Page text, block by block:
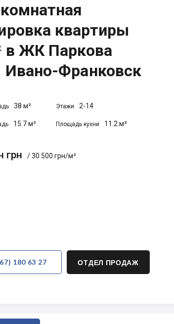
квартиры
в ЖК Паркова
Ивано-Франковск
38 м² Этажи 2-14
15.7 м² Площадь кухни 11.2 м²
грн / 30 500 грн/м²
180 63 27 ОТДЕЛ ПРОДАЖ